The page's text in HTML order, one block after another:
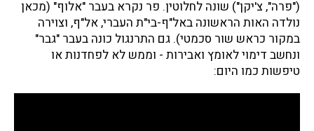
("פרה", צ'יקן") שונה לחלוטין. פר נקרא בעבר "אלוף" (מכאן
נולדה האות הראשונה באל"ף-בי"ת העברי, אל"ף, וצוירה
במקור כראש שור סכמטי). גם התרנגול כונה בעבר "גבר"
ונחשב דימוי לאומץ ואבירות - וממש לא לפחדנות או
טיפשות כמו היום: